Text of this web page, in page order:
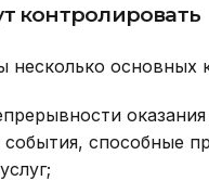
контролировать
несколько основных
события, способные